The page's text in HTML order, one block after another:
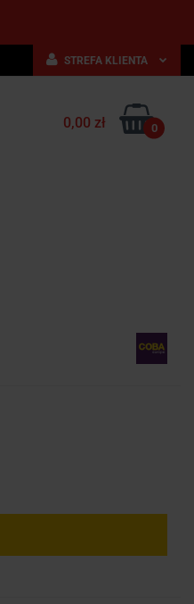
STREFA KLIENTA
Zaloguj się
Zarejestruj się
0,00 zł 0